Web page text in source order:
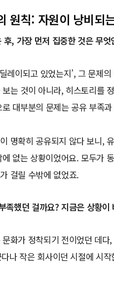
원칙: 자원이 낭비되
, 가장 먼저 집중한 것은 무엇
레이되고 있었는지’, 그 문제
는 것이 아니라, 히스토리를
대부분의 문제는 공유 부족
명확히 공유되지 않다 보니,
없는 상황이었어요. 모두가
걸릴 수밖에 없었죠.
족했던 걸까요? 지금은 상황이
화가 정착되기 전이었던 데
나 작은 회사이던 시절에 시